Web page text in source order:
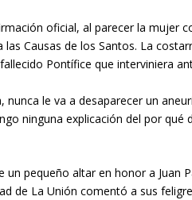
ofi­cial, al parecer la mujer
las Causas de los Santos. La
Pontífice que in­terviniera
nunca le va a desaparecer un
ninguna explicación del por
un pequeño al­tar en honor a
de La Unión comentó a sus